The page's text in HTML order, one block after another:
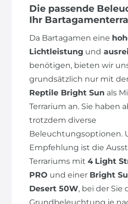
Die passende
Ihr
Da Bartagamen eine
Lichtleistung und
benötigen, bieten wir
grundsätzlich nur mit
Reptile Bright Sun als
Terrarium an. Sie haben
trotzdem diverse
Beleuchtungsoptionen.
Empfehlung ist die
Terrariums mit 4 Light
PRO und einer Bright
Desert 50W, bei der Sie